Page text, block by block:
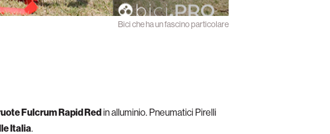
Bici che ha un fascino particolare
Fulcrum Rapid Redin alluminio. Pneumatici Pirelli
Italia.